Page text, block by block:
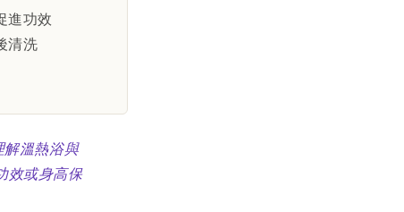
進功效
清洗
解溫熱浴與
效或身高保